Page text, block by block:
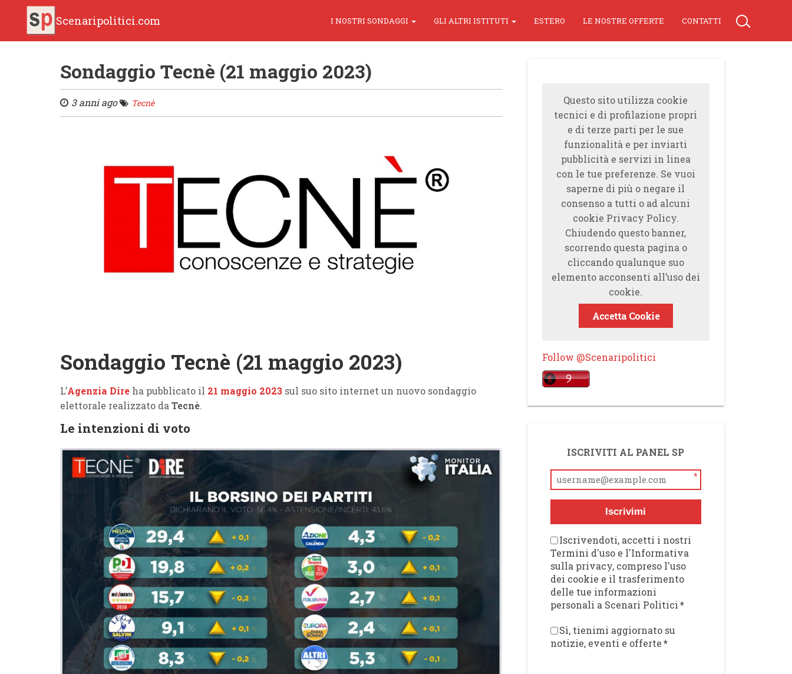
Scenaripolitici.com I NOSTRI SONDAGGI GLI ALTRI ISTITUTI ESTERO LE NOSTRE OFFERTE CONTATTI
Sondaggio Tecnè (21 maggio 2023)
3 anni ago Tecnè
Sondaggio Tecnè (21 maggio 2023)
L’Agenzia Dire ha pubblicato il 21 maggio 2023 sul suo sito internet un nuovo sondaggio
elettorale realizzato da Tecnè.
Le intenzioni di voto
Questo sito utilizza cookie
tecnici e di profilazione propri
e di terze parti per le sue
funzionalità e per inviarti
pubblicità e servizi in linea
con le tue preferenze. Se vuoi
saperne di più o negare il
consenso a tutti o ad alcuni
cookie Privacy Policy.
Chiudendo questo banner,
scorrendo questa pagina o
cliccando qualunque suo
elemento acconsenti all’uso dei
cookie.
Accetta Cookie
Follow @Scenaripolitici
ISCRIVITI AL PANEL SP
*
Iscrivimi
Iscrivendoti, accetti i nostri
Termini d'uso e l'Informativa
sulla privacy, compreso l'uso
dei cookie e il trasferimento
delle tue informazioni
personali a Scenari Politici*
Sì, tienimi aggiornato su
notizie, eventi e offerte*